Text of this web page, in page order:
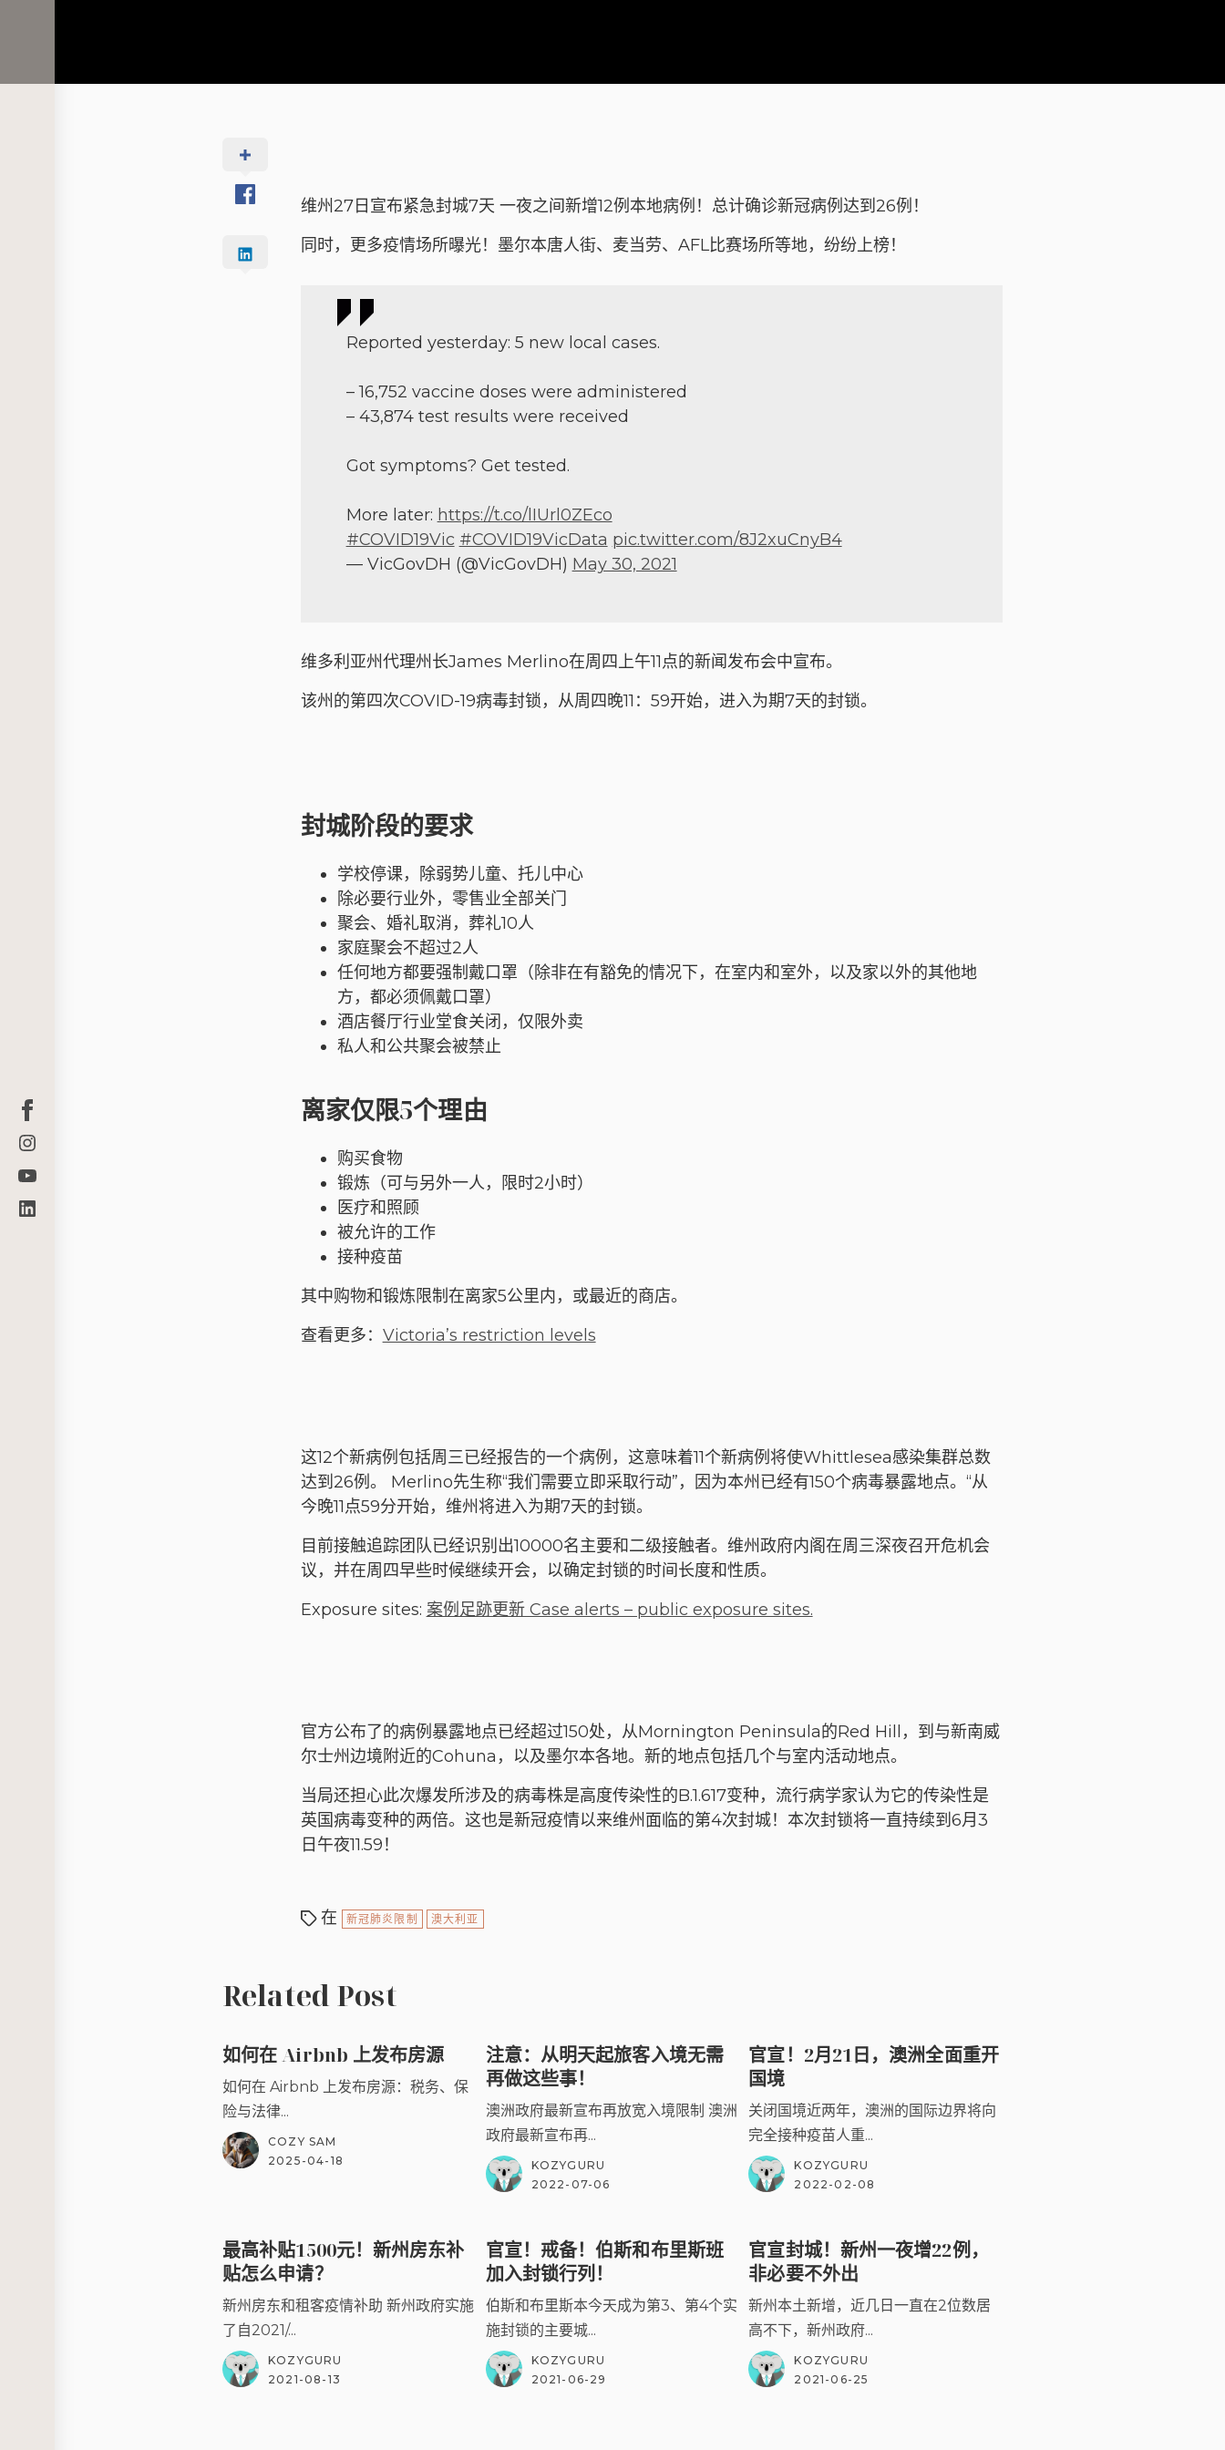
Facebook
Instagram
Youtube
Linkedin
维州27日宣布紧急封城7天 一夜之间新增12例本地病例！总计确诊新冠病例达到26例！
同时，更多疫情场所曝光！墨尔本唐人街、麦当劳、AFL比赛场所等地，纷纷上榜！
Reported yesterday: 5 new local cases.
– 16,752 vaccine doses were administered
– 43,874 test results were received
Got symptoms? Get tested.
More later: https://t.co/lIUrl0ZEco
#COVID19Vic #COVID19VicData pic.twitter.com/8J2xuCnyB4
— VicGovDH (@VicGovDH) May 30, 2021
维多利亚州代理州长James Merlino在周四上午11点的新闻发布会中宣布。
该州的第四次COVID-19病毒封锁，从周四晚11：59开始，进入为期7天的封锁。
封城阶段的要求
学校停课，除弱势儿童、托儿中心
除必要行业外，零售业全部关门
聚会、婚礼取消，葬礼10人
家庭聚会不超过2人
任何地方都要强制戴口罩（除非在有豁免的情况下，在室内和室外，以及家以外的其他地
方，都必须佩戴口罩）
酒店餐厅行业堂食关闭，仅限外卖
私人和公共聚会被禁止
离家仅限5个理由
购买食物
锻炼（可与另外一人，限时2小时）
医疗和照顾
被允许的工作
接种疫苗
其中购物和锻炼限制在离家5公里内，或最近的商店。
查看更多： Victoria’s restriction levels
这12个新病例包括周三已经报告的一个病例，这意味着11个新病例将使Whittlesea感染集群总数
达到26例。 Merlino先生称“我们需要立即采取行动”，因为本州已经有150个病毒暴露地点。“从
今晚11点59分开始，维州将进入为期7天的封锁。
目前接触追踪团队已经识别出10000名主要和二级接触者。维州政府内阁在周三深夜召开危机会
议，并在周四早些时候继续开会，以确定封锁的时间长度和性质。
Exposure sites: 案例足跡更新 Case alerts – public exposure sites.
官方公布了的病例暴露地点已经超过150处，从Mornington Peninsula的Red Hill，到与新南威
尔士州边境附近的Cohuna，以及墨尔本各地。新的地点包括几个与室内活动地点。
当局还担心此次爆发所涉及的病毒株是高度传染性的B.1.617变种，流行病学家认为它的传染性是
英国病毒变种的两倍。这也是新冠疫情以来维州面临的第4次封城！本次封锁将一直持续到6月3
日午夜11.59！
在 新冠肺炎限制 澳大利亚
Related Post
如何在 Airbnb 上发布房源
如何在 Airbnb 上发布房源：税务、保
险与法律...
COZY SAM
2025-04-18
注意：从明天起旅客入境无需
再做这些事！
澳洲政府最新宣布再放宽入境限制 澳洲
政府最新宣布再...
KOZYGURU
2022-07-06
官宣！2月21日，澳洲全面重开
国境
关闭国境近两年，澳洲的国际边界将向
完全接种疫苗人重...
KOZYGURU
2022-02-08
最高补贴1500元！新州房东补
贴怎么申请？
新州房东和租客疫情补助 新州政府实施
了自2021/...
KOZYGURU
2021-08-13
官宣！戒备！伯斯和布里斯班
加入封锁行列！
伯斯和布里斯本今天成为第3、第4个实
施封锁的主要城...
KOZYGURU
2021-06-29
官宣封城！新州一夜增22例，
非必要不外出
新州本土新增，近几日一直在2位数居
高不下，新州政府...
KOZYGURU
2021-06-25